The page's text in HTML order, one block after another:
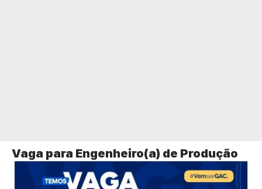
Vaga para Engenheiro(a) de Produção